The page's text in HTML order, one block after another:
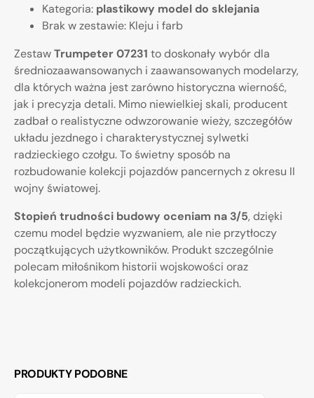
Kategoria: plastikowy model do sklejania
Brak w zestawie: Kleju i farb
ZestawTrumpeter 07231 to doskonały wybór dla
średniozaawansowanych i zaawansowanych modelarzy,
dla których ważna jest zarówno historyczna wierność,
jak i precyzja detali. Mimo niewielkiej skali, producent
zadbał o realistyczne odwzorowanie wieży, szczegółów
układu jezdnego i charakterystycznej sylwetki
radzieckiego czołgu. To świetny sposób na
rozbudowanie kolekcji pojazdów pancernych z okresu II
wojny światowej.
Stopień trudności budowy oceniam na 3/5, dzięki
czemu model będzie wyzwaniem, ale nie przytłoczy
początkujących użytkowników. Produkt szczególnie
polecam miłośnikom historii wojskowości oraz
kolekcjonerom modeli pojazdów radzieckich.
PRODUKTY PODOBNE